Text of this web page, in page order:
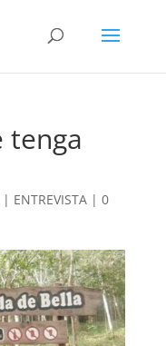
tenga
| ENTREVISTA| 0